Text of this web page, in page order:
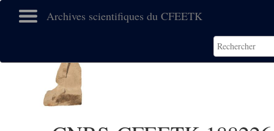
Archives scientifiques du CFEETK